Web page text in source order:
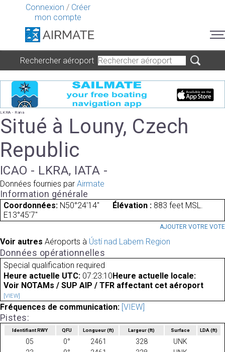
Connexion / Créer
mon compte
Rechercher aéroport
LKRA - Rana
Situé à Louny, Czech
Republic
ICAO - LKRA, IATA -
Données fournies par Airmate
Information générale
Coordonnées: N50°24'14"
E13°45'7"
Élévation : 883 feet MSL.
AJOUTER VOTRE VOTE
Voir autres Aéroports à Ústí nad Labem Region
Données opérationnelles
Special qualification required
Heure actuelle UTC: 07:23:10 Heure actuelle locale:
Voir NOTAMs / SUP AIP / TFR affectant cet aéroport
[VIEW]
Fréquences de communication: [VIEW]
Pistes:
Identifiant RWY QFU Longueur(ft) Largeur(ft) Surface LDA(ft)
05 0° 2461 328
UNK